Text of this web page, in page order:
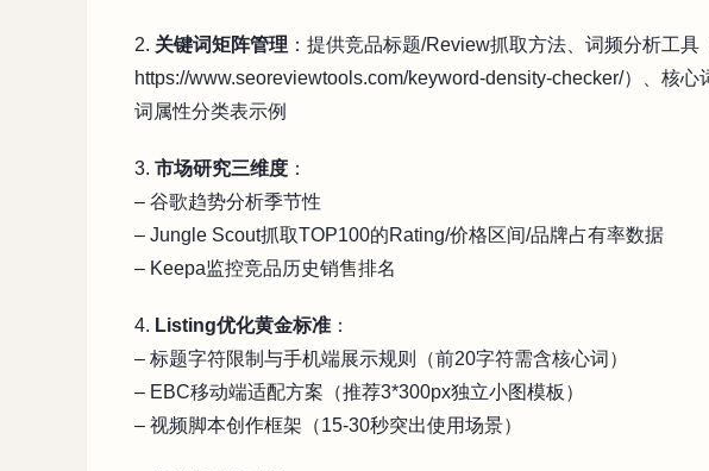
2. 关键词矩阵管理 ：提供竞品标题/Review抓取方法、词频分析工具
https://www.seoreviewtools.com/keyword-density-checker/）、核
词属性分类表示例
3. 市场研究三维度 ：
– 谷歌趋势分析季节性
– Jungle Scout抓取TOP100的Rating/价格区间/品牌占有率数据
– Keepa监控竞品历史销售排名
4. Listing优化黄金标准 ：
– 标题字符限制与手机端展示规则（前20字符需含核心词）
– EBC移动端适配方案（推荐3*300px独立小图模板）
– 视频脚本创作框架（15-30秒突出使用场景）